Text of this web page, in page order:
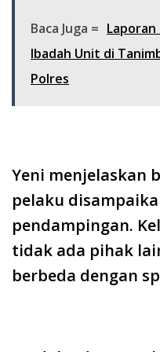
Baca Juga =
Ibadah Unit di
Polres
Yeni menjelaskan
pelaku
pendampingan.
tidak ada pihak
berbeda dengan